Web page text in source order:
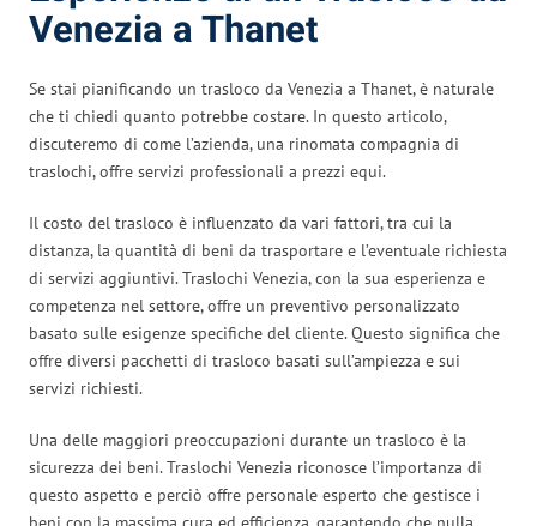
Venezia a Thanet
Se stai pianificando un trasloco da Venezia a Thanet, è naturale
che ti chiedi quanto potrebbe costare. In questo articolo,
discuteremo di come l’azienda, una rinomata compagnia di
traslochi, offre servizi professionali a prezzi equi.
Il costo del trasloco è influenzato da vari fattori, tra cui la
distanza, la quantità di beni da trasportare e l’eventuale richiesta
di servizi aggiuntivi. Traslochi Venezia, con la sua esperienza e
competenza nel settore, offre un preventivo personalizzato
basato sulle esigenze specifiche del cliente. Questo significa che
offre diversi pacchetti di trasloco basati sull’ampiezza e sui
servizi richiesti.
Una delle maggiori preoccupazioni durante un trasloco è la
sicurezza dei beni. Traslochi Venezia riconosce l’importanza di
questo aspetto e perciò offre personale esperto che gestisce i